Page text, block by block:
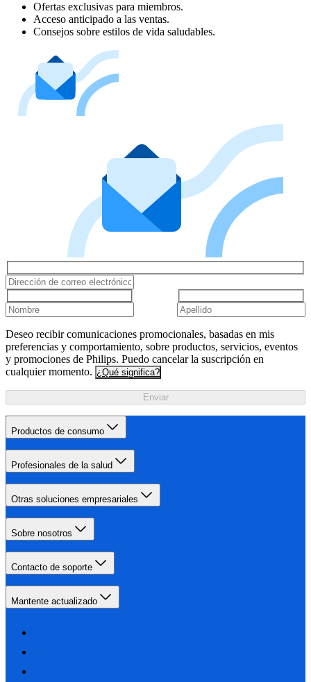
Ofertas exclusivas para miembros.
Acceso anticipado a las ventas.
Consejos sobre estilos de vida saludables.
Deseo recibir comunicaciones promocionales, basadas en mis
preferencias y comportamiento, sobre productos, servicios, eventos
y promociones de Philips. Puedo cancelar la suscripción en
cualquier momento. ¿Qué significa?
Enviar
Productos de consumo
Profesionales de la salud
Otras soluciones empresariales
Sobre nosotros
Contacto de soporte
Mantente actualizado